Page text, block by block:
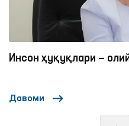
Инсон ҳуқуқлари —
Давоми